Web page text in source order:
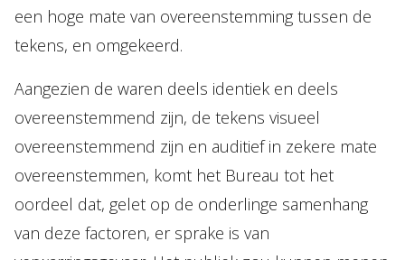
een hoge mate van overeenstemming tussen de
tekens, en omgekeerd.
Aangezien de waren deels identiek en deels
overeenstemmend zijn, de tekens visueel
overeenstemmend zijn en auditief in zekere mate
overeenstemmen, komt het Bureau tot het
oordeel dat, gelet op de onderlinge samenhang
van deze factoren, er sprake is van